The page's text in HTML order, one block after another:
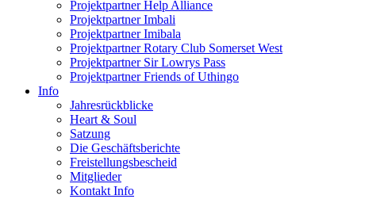
Projektpartner Help Alliance
Projektpartner Imbali
Projektpartner Imibala
Projektpartner Rotary Club Somerset West
Projektpartner Sir Lowrys Pass
Projektpartner Friends of Uthingo
Info
Jahresrückblicke
Heart & Soul
Satzung
Die Geschäftsberichte
Freistellungsbescheid
Mitglieder
Kontakt Info